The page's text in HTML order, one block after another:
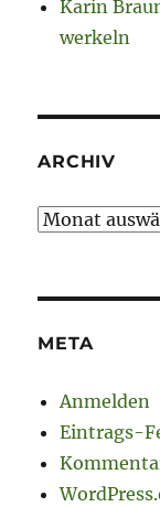
Karin
werkeln
ARCHIV
Archiv
META
Anmelden
Eintrags-